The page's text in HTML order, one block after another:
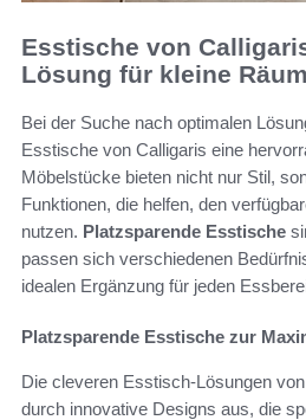
Esstische von
Lösung für kleine
Bei der Suche nach optimalen
Esstische von Calligaris eine
Möbelstücke bieten nicht nur Stil,
Funktionen, die helfen, den
nutzen. Platzsparende Esstische
passen sich verschiedenen
idealen Ergänzung für jeden
Platzsparende Esstische zur
Die cleveren Esstisch-Lösungen
durch innovative Designs aus, die